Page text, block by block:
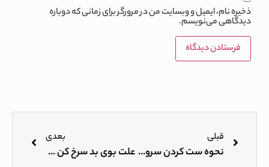
ذخیره نام، ایمیل و وبسایت من در مرورگر برای زمانی که دوباره
دیدگاهی می‌نویسم.
قبلی
نحوه ست کردن سرویس پخت و پز آشپزخانه
بعدی
علت بوی بد سرخ کن بدون روغن چیست؟